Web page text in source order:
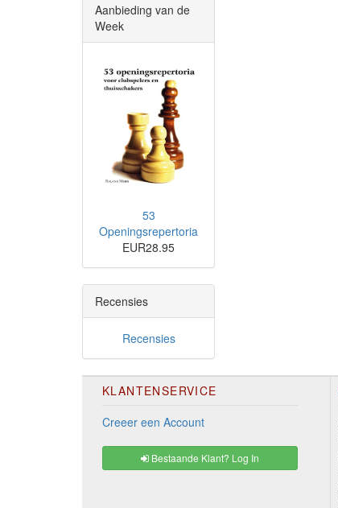
Aanbieding van de
Week
53
Openingsrepertoria
EUR28.95
Recensies
Recensies
KLANTENSERVICE
Creeer een Account
Bestaande Klant? Log In